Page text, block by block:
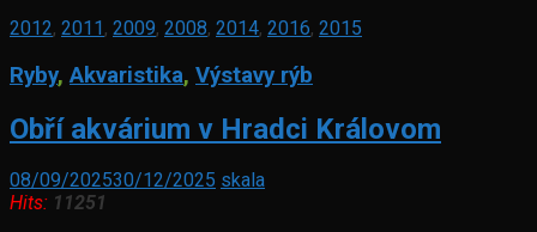
2012, 2011, 2009, 2008, 2014, 2016, 2015
Ryby,Akvaristika, Výstavy rýb
Obří akvárium v Hradci Královom
08/09/202530/12/2025 skala
Hits: 11251